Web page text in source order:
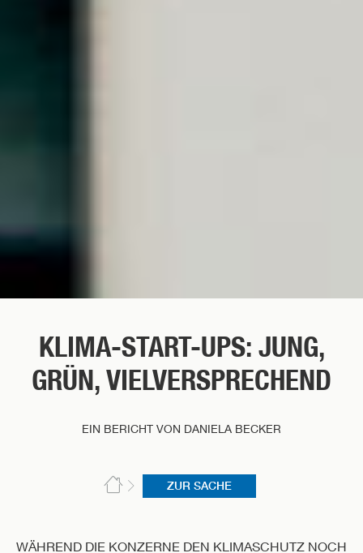
KLIMA-START-UPS: JUNG,
GRÜN, VIELVERSPRECHEND
EIN BERICHT VON DANIELA BECKER
ZUR SACHE
WÄHREND DIE KONZERNE DEN KLIMASCHUTZ NOCH